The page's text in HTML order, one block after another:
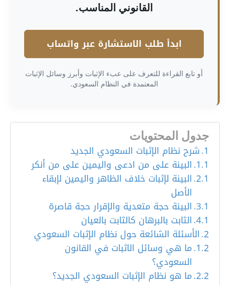
القانوني المناسب.
ابدأ طلب الاستشارة عبر واتساب
أو تابع القراءة للتعرف على عبء الإثبات وأبرز وسائل الإثبات
المعتمدة في النظام السعودي.
جدول المحتويات
شرح نظام الإثبات السعودي الجديد
البينة على من ادعى واليمين على من أنكر
البينة لإثبات خلاف الظاهر واليمين لإبقاء
الأصل
البينة حجة متعدية والإقرار حجة قاصرة
الثابت بالبرهان كالثابت بالعيان
الأسئلة الشائعة حول نظام الإثبات السعودي
ما هي وسائل الاثبات في القانون
السعودي؟
ما هو نظام الإثبات السعودي الجديد؟